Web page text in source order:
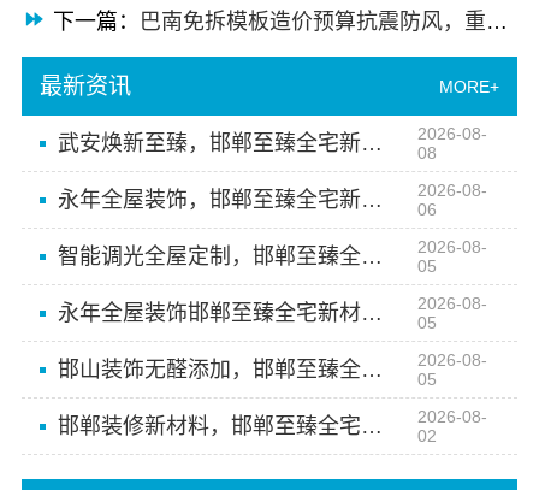
下一篇：
巴南免拆模板造价预算抗震防风，重庆御墅建筑材料有限公司
最新资讯 MORE+
武安焕新至臻，邯郸至臻全宅新材料有限公司重塑家居美学
2026-08-
08
永年全屋装饰，邯郸至臻全宅新材料有限公司提供一站式家装解决方案
2026-08-
06
智能调光全屋定制，邯郸至臻全宅新材料有限公司轻奢美学体验
2026-08-
05
永年全屋装饰邯郸至臻全宅新材料有限公司
2026-08-
05
邯山装饰无醛添加，邯郸至臻全宅新材料有限公司守护健康
2026-08-
05
邯郸装修新材料，邯郸至臻全宅新材料有限公司实现即装即住
2026-08-
02